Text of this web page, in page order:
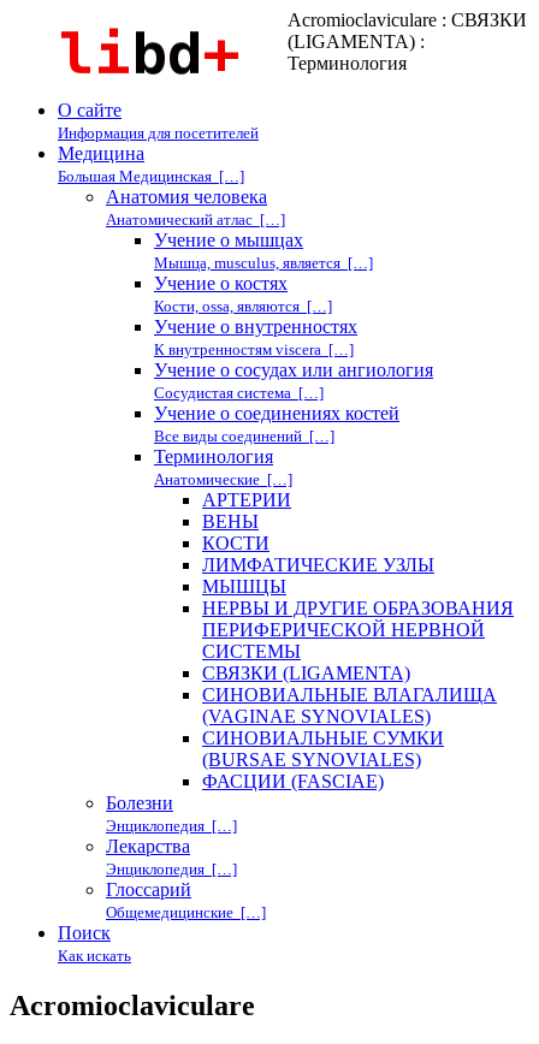
Acromioclaviculare : СВЯЗКИ
(LIGAMENTA) :
Терминология
О сайте
Информация для посетителей
Медицина
Большая Медицинская […]
Анатомия человека
Анатомический атлас […]
Учение о мышцах
Мышца, musculus, является […]
Учение о костях
Кости, ossa, являются […]
Учение о внутренностях
К внутренностям viscera […]
Учение о сосудах или ангиология
Сосудистая система […]
Учение о соединениях костей
Все виды соединений […]
Терминология
Анатомические […]
АРТЕРИИ
ВЕНЫ
КОСТИ
ЛИМФАТИЧЕСКИЕ УЗЛЫ
МЫШЦЫ
НЕРВЫ И ДРУГИЕ ОБРАЗОВАНИЯ
ПЕРИФЕРИЧЕСКОЙ НЕРВНОЙ
СИСТЕМЫ
СВЯЗКИ (LIGAMENTA)
СИНОВИАЛЬНЫЕ ВЛАГАЛИЩА
(VAGINAE SYNOVIALES)
СИНОВИАЛЬНЫЕ СУМКИ
(BURSAE SYNOVIALES)
ФАСЦИИ (FASCIAE)
Болезни
Энциклопедия […]
Лекарства
Энциклопедия […]
Глоссарий
Общемедицинские […]
Поиск
Как искать
Acromioclaviculare